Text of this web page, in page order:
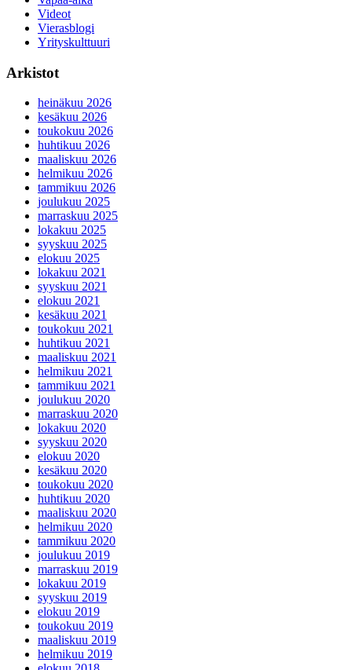
Videot
Vierasblogi
Yrityskulttuuri
Arkistot
heinäkuu 2026
kesäkuu 2026
toukokuu 2026
huhtikuu 2026
maaliskuu 2026
helmikuu 2026
tammikuu 2026
joulukuu 2025
marraskuu 2025
lokakuu 2025
syyskuu 2025
elokuu 2025
lokakuu 2021
syyskuu 2021
elokuu 2021
kesäkuu 2021
toukokuu 2021
huhtikuu 2021
maaliskuu 2021
helmikuu 2021
tammikuu 2021
joulukuu 2020
marraskuu 2020
lokakuu 2020
syyskuu 2020
elokuu 2020
kesäkuu 2020
toukokuu 2020
huhtikuu 2020
maaliskuu 2020
helmikuu 2020
tammikuu 2020
joulukuu 2019
marraskuu 2019
lokakuu 2019
syyskuu 2019
elokuu 2019
toukokuu 2019
maaliskuu 2019
helmikuu 2019